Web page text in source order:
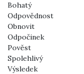
Bohatý
Odpovědnost
Obnovit
Odpočinek
Pověst
Spolehlivý
Výsledek